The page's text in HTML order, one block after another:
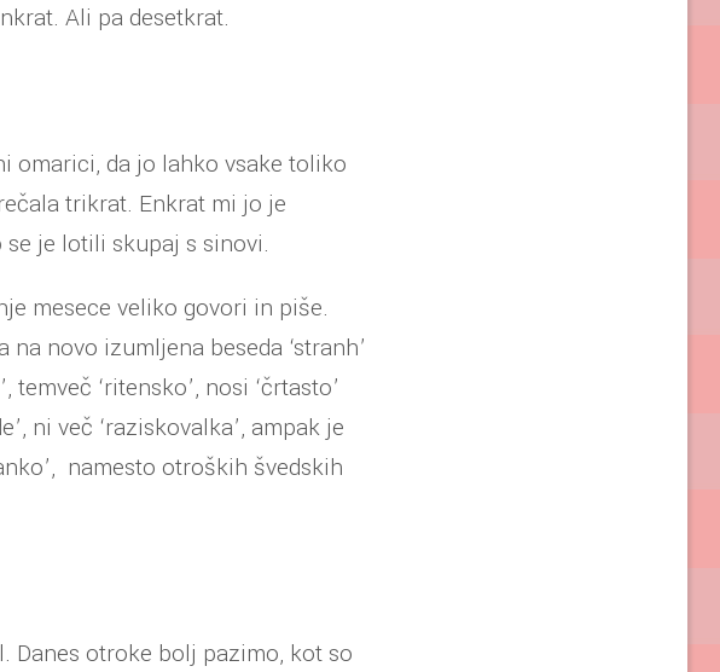
Ali pa desetkrat.
omarici, da jo lahko vsake toliko
trikrat. Enkrat mi jo je
je lotili skupaj s sinovi.
mesece veliko govori in piše.
novo izumljena beseda ‘stranh’
‘ritensko’, nosi ‘črtasto’
ni več ‘raziskovalka’, ampak je
namesto otroških švedskih
Danes otroke bolj pazimo, kot so